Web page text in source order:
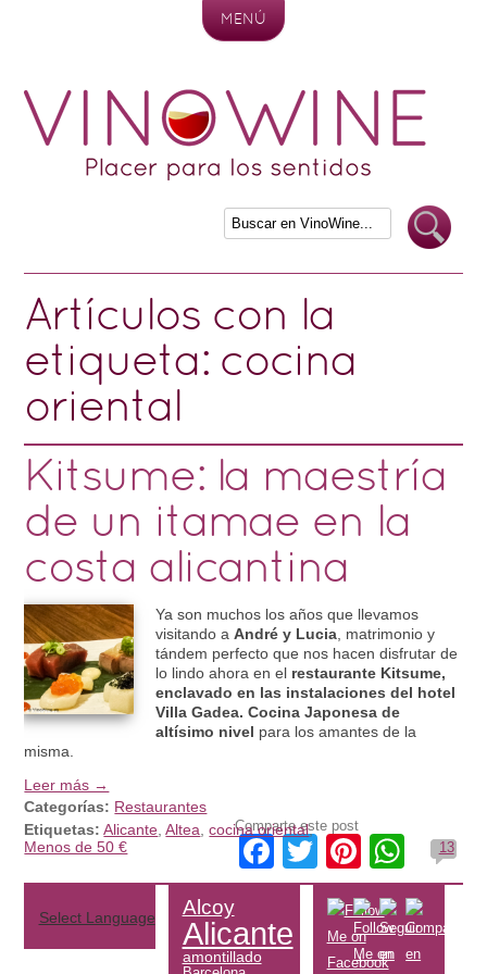
MENÚ
Artículos con la
etiqueta: cocina
oriental
Kitsume: la maestría
de un itamae en la
costa alicantina
Ya son muchos los años que llevamos
visitando aAndré y Lucia , matrimonio y
tándem perfecto que nos hacen disfrutar de
lo lindo ahora en el restaurante Kitsume,
enclavado en las instalaciones del hotel
Villa Gadea. Cocina Japonesa de
altísimo nivel para los amantes de la
misma.
Leer más →
Categorías: Restaurantes
Etiquetas: Alicante ,Altea ,cocina oriental,
Menos de 50 €
Comparte este post
Facebook
Twitter 13
Select Language Alcoy
Alicante
amontillado